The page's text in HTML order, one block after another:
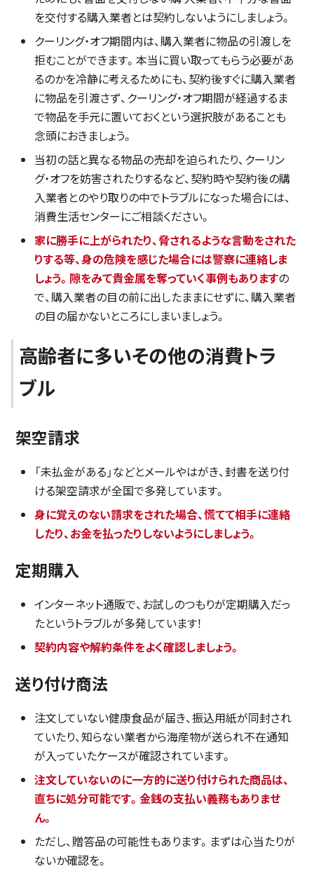
を交付する購入業者とは契約しないようにしましょう。
クーリング・オフ期間内は、購入業者に物品の引渡しを
拒むことができます。本当に買い取ってもらう必要があ
るのかを冷静に考えるためにも、契約後すぐに購入業者
に物品を引渡さず、クーリング・オフ期間が経過するま
で物品を手元に置いておくという選択肢があることも
念頭におきましょう。
当初の話と異なる物品の売却を迫られたり、クーリン
グ・オフを妨害されたりするなど、契約時や契約後の購
入業者とのやり取りの中でトラブルになった場合には、
消費生活センターにご相談ください。
家に勝手に上がられたり、脅されるような言動をされた
りする等、身の危険を感じた場合には警察に連絡しま
しょう。隙をみて貴金属を奪っていく事例もありますの
で、購入業者の目の前に出したままにせずに、購入業者
の目の届かないところにしまいましょう。
高齢者に多いその他の消費トラ
ブル
架空請求
「未払金がある」などとメールやはがき、封書を送り付
ける架空請求が全国で多発しています。
身に覚えのない請求をされた場合、慌てて相手に連絡
したり、お金を払ったりしないようにしましょう。
定期購入
インターネット通販で、お試しのつもりが定期購入だっ
たというトラブルが多発しています！
契約内容や解約条件をよく確認しましょう。
送り付け商法
注文していない健康食品が届き、振込用紙が同封され
ていたり、知らない業者から海産物が送られ不在通知
が入っていたケースが確認されています。
注文していないのに一方的に送り付けられた商品は、
直ちに処分可能です。金銭の支払い義務もありませ
ん。
ただし、贈答品の可能性もあります。まずは心当たりが
ないか確認を。